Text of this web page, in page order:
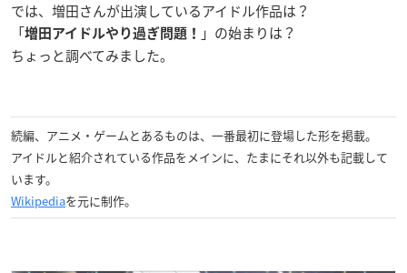
では、増田さんが出演しているアイドル作品は？
「増田アイドルやり過ぎ問題！
」の始まりは？
ちょっと調べてみました。
続編、アニメ・ゲームとあるものは、一番最初に登場した形を掲載。
アイドルと紹介されている作品をメインに、たまにそれ以外も記載して
います。
Wikipediaを元に制作。